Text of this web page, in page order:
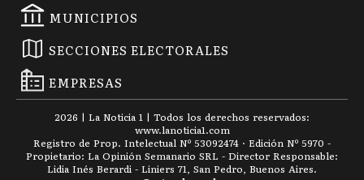
MUNICIPIOS
SECCIONES ELECTORALES
EMPRESAS
2026 | La Noticia 1 | Todos los derechos reservados:
www.lanoticia1.com
Registro de Prop. Intelectual Nº 53092474 · Edición Nº 5970 -
Propietario: La Opinión Semanario SRL - Director Responsable:
Lidia Inés Berardi - Liniers 71, San Pedro, Buenos Aires.